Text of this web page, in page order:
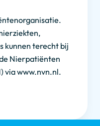
kunnen terecht bij
Nierpatiënten
via www.nvn.nl.